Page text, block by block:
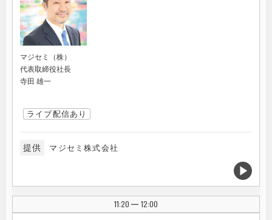
マジセミ（株）
代表取締役社長
寺田 雄一
ライブ配信あり
提供 マジセミ株式会社
11:20 | 12:00